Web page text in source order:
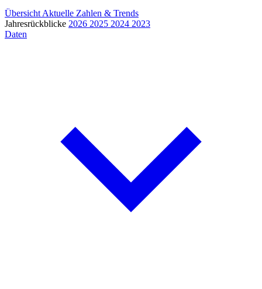
Übersicht Aktuelle Zahlen & Trends
Jahresrückblicke 2026 2025 2024 2023
Daten